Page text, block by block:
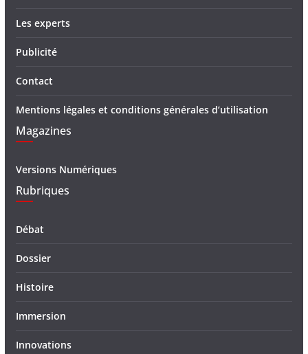
Les experts
Publicité
Contact
Mentions légales et conditions générales d’utilisation
Magazines
Versions Numériques
Rubriques
Débat
Dossier
Histoire
Immersion
Innovations